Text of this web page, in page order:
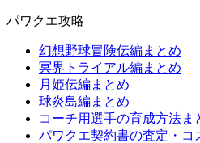
パワクエ攻略
幻想野球冒険伝編まとめ
冥界トライアル編まとめ
月姫伝編まとめ
球炎島編まとめ
コーチ用選手の育成方法ま
パワクエ契約書の査定・コ